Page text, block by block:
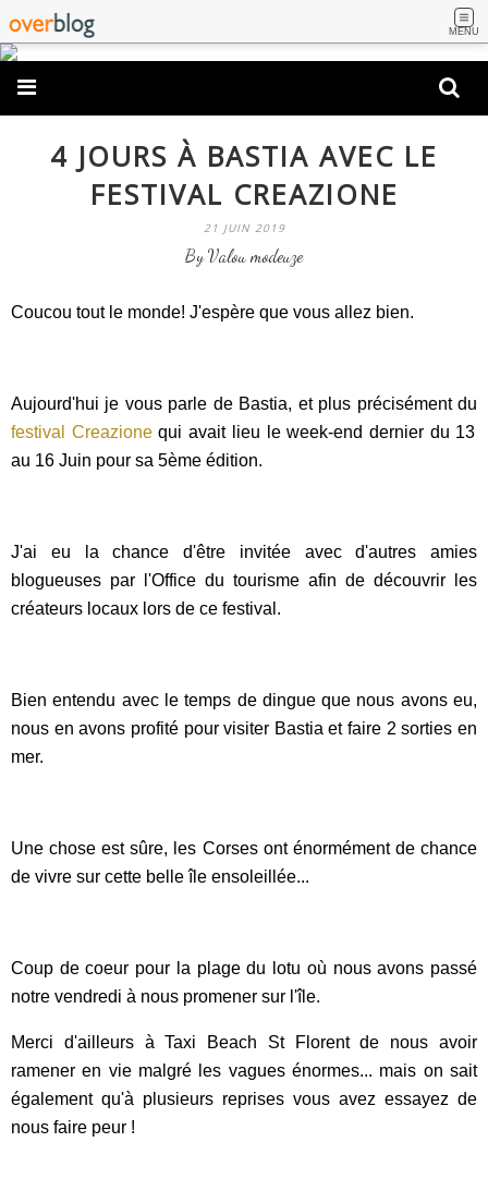
MENU
4 JOURS À BASTIA AVEC LE
FESTIVAL CREAZIONE
21 JUIN 2019
By Valou modeuze
Coucou tout le monde! J'espère que vous allez bien.
Aujourd'hui je vous parle de Bastia, et plus précisément du
festival Creazionequi avait lieu le week-end dernier du 13
au 16 Juin pour sa 5ème édition.
J'ai eu la chance d'être invitée avec d'autres amies
blogueuses par l'Office du tourisme afin de découvrir les
créateurs locaux lors de ce festival.
Bien entendu avec le temps de dingue que nous avons eu,
nous en avons profité pour visiter Bastia et faire 2 sorties en
mer.
Une chose est sûre, les Corses ont énormément de chance
de vivre sur cette belle île ensoleillée...
Coup de coeur pour la plage du lotu où nous avons passé
notre vendredi à nous promener sur l'île.
Merci d'ailleurs à Taxi Beach St Florent de nous avoir
ramener en vie malgré les vagues énormes... mais on sait
également qu'à plusieurs reprises vous avez essayez de
nous faire peur !